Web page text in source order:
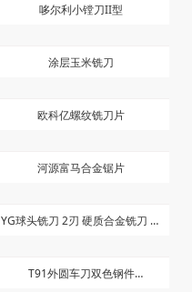
哆尔利小镗刀II型
涂层玉米铣刀
欧科亿螺纹铣刀片
河源富马合金锯片
YG球头铣刀 2刃 硬质合金铣刀 短
T91外圆车刀双色钢件